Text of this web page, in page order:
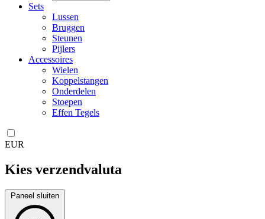
Sets
Lussen
Bruggen
Steunen
Pijlers
Accessoires
Wielen
Koppelstangen
Onderdelen
Stoepen
Effen Tegels
EUR
Kies verzendvaluta
Paneel sluiten